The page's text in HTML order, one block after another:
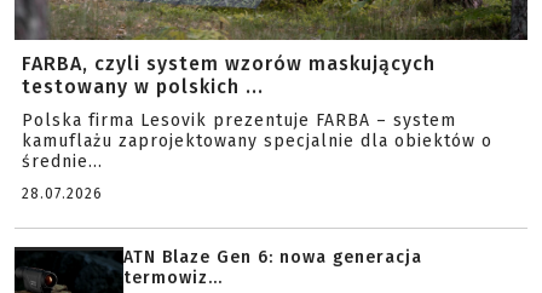
FARBA, czyli system wzorów maskujących
testowany w polskich ...
Polska firma Lesovik prezentuje FARBA – system
kamuflażu zaprojektowany specjalnie dla obiektów o
średnie...
28.07.2026
ATN Blaze Gen 6: nowa generacja
termowiz...